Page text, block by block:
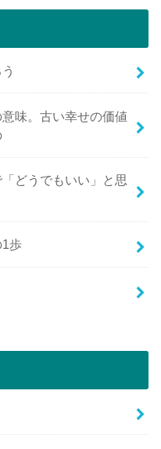
味。古い幸せの価値
どうでもいい」と思
歩